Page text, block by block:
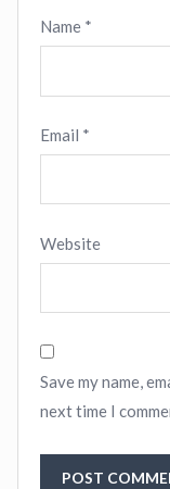
Name *
Email *
Website
Save my name,
next time I